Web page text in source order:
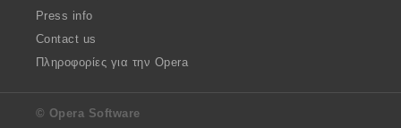
Press info
Contact us
Πληροφορίες για την Opera
© Opera Software